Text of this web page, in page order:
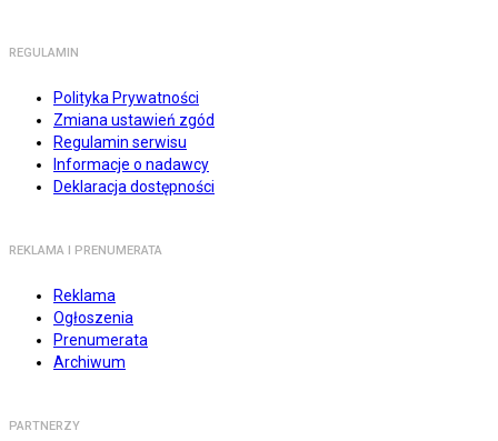
REGULAMIN
Polityka Prywatności
Zmiana ustawień zgód
Regulamin serwisu
Informacje o nadawcy
Deklaracja dostępności
REKLAMA I PRENUMERATA
Reklama
Ogłoszenia
Prenumerata
Archiwum
PARTNERZY